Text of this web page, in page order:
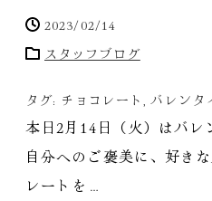
2023/02/14
スタッフブログ
タグ: チョコレート ,バレンタ
本日2月14日（火）はバレ
自分へのご褒美に、好き
レートを…